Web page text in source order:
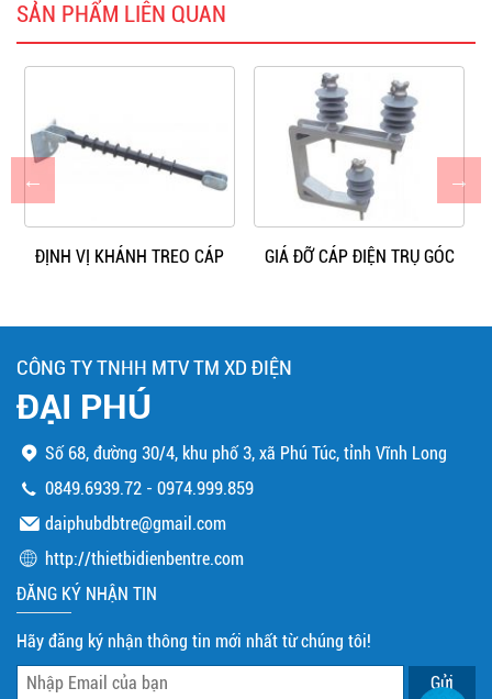
SẢN PHẨM LIÊN QUAN
ĐỊNH VỊ KHÁNH TREO CÁP GIÁ ĐỠ CÁP ĐIỆN TRỤ GÓC
CÔNG TY TNHH MTV TM XD ĐIỆN
ĐẠI PHÚ
Số 68, đường 30/4, khu phố 3, xã Phú Túc, tỉnh Vĩnh Long
0849.6939.72 -0974.999.859
daiphubdbtre@gmail.com
http://thietbidienbentre.com
ĐĂNG KÝ NHẬN TIN
Hãy đăng ký nhận thông tin mới nhất từ chúng tôi!